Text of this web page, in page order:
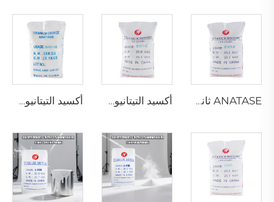
ANATASE ثاني أكسيد التيتانيوم B101-A أكسيد التيتانيوم من نوع ANATASE B101-C أكسيد التيتانيوم الأناطاز BA01-01 | الدرجة العامة